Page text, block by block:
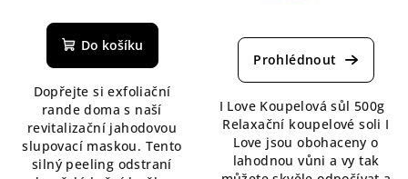
hodnocení
produktu
z
5
hvězdiček.
Do košíku
Dopřejte si exfoliační
rande doma s naší
revitalizační jahodovou
slupovací maskou. Tento
silný peeling odstraní
I Love Koupelová sůl 500g
Relaxační koupelové soli I
Love jsou obohaceny o
lahodnou vůni a vy tak